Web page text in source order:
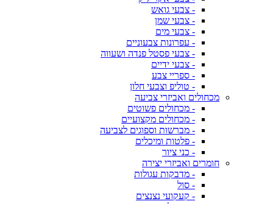
- צבעי גואש
- צבעי שמן
- צבעי מים
- עפרונות צבעוניים
- צבעי פסטל פנדה ושעווה
- צבעי ידיים
- ספריי צבע
- טוליפ וצבעי חלון
מכחולים ואביזרי צביעה
- מכחולים פשוטים
- מכחולים מקצועיים
- מברשות וספוגים לצביעה
- פלטות ומיכלים
- כני ציור
חומרים ואביזרי יצירה
- מדבקות עגולות
- סול
- קעקועי נצנצים